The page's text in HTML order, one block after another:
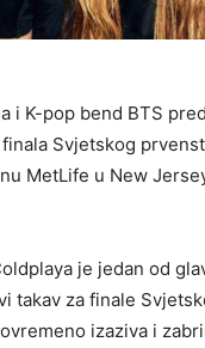
i K-pop bend BTS
Svjetskog
MetLife u New
je jedan od
takav za finale
izaziva i